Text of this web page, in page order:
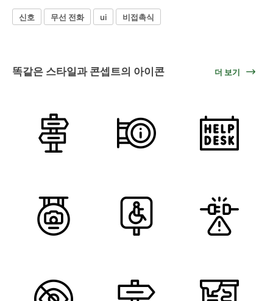
신호 무선 전화 ui 비접촉식
똑같은 스타일과 콘셉트의 아이콘 더 보기